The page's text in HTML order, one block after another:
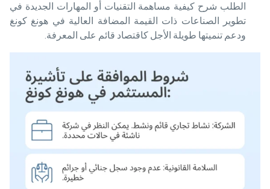
الطلب شرح كيفية مساهمة التقنيات أو المهارات الجديدة في
تطوير الصناعات ذات القيمة المضافة العالية في هونغ كونغ
ودعم تنميتها طويلة الأجل كاقتصاد قائم على المعرفة.